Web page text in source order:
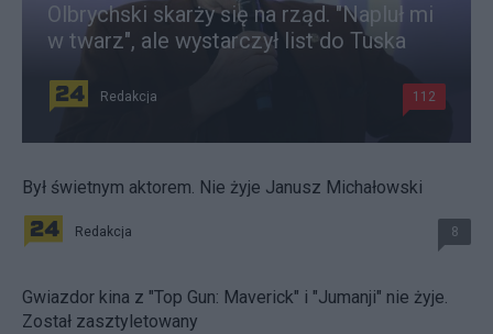
Olbrychski skarży się na rząd. "Napluł mi
w twarz", ale wystarczył list do Tuska
Redakcja 112
Był świetnym aktorem. Nie żyje Janusz Michałowski
Redakcja 8
Gwiazdor kina z "Top Gun: Maverick" i "Jumanji" nie żyje.
Został zasztyletowany